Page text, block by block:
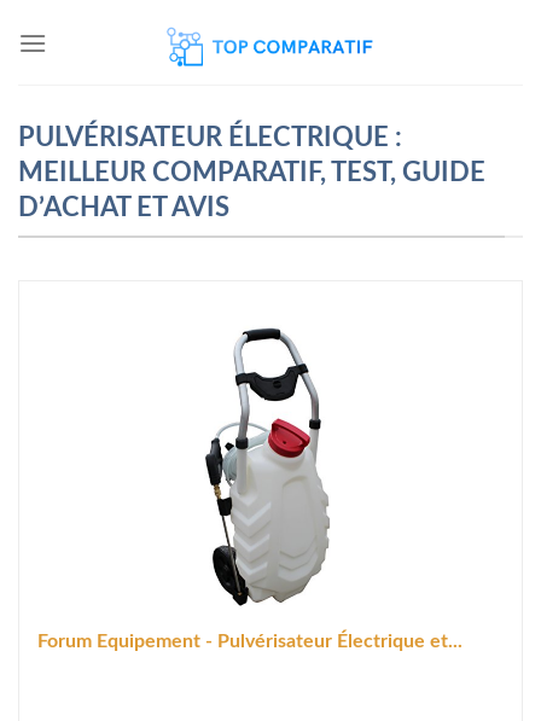
PULVÉRISATEUR ÉLECTRIQUE :
MEILLEUR COMPARATIF, TEST, GUIDE
D’ACHAT ET AVIS
Forum Equipement - Pulvérisateur Électrique et...